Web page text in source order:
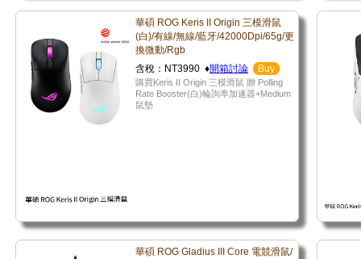
華碩 ROG Keris II Origin 三模滑鼠
(白)/有線/無線/藍牙/42000Dpi/65g/更
換微動/Rgb
含稅：NT3990 ♦開箱討論 Buy
購買Keris II Origin 三模滑鼠 贈 Polling
Rate Booster(白)輪詢率加速器+Medium
鼠墊
華碩 ROG Gladius III Core 電競滑鼠/